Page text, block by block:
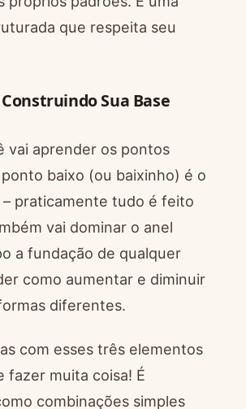
que respeita seu
Sua Base
vai aprender os pontos
baixo (ou baixinho) é o
praticamente tudo é feito
vai dominar o anel
a fundação de qualquer
como aumentar e diminuir
diferentes.
com esses três elementos
fazer muita coisa! É
combinações simples